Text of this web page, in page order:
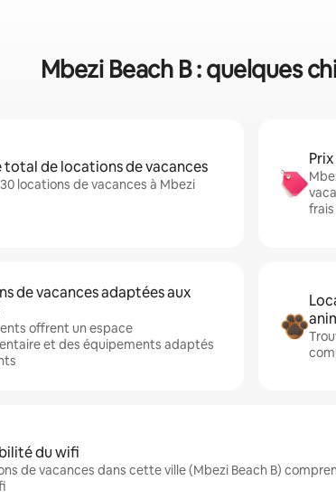
Mbezi Beach B : quelques
total de locations de vacances
locations de vacances à Mbezi
frais
de vacances adaptées aux
offrent un espace
et des équipements adaptés
du wifi
de vacances dans cette ville (Mbezi Beach B)